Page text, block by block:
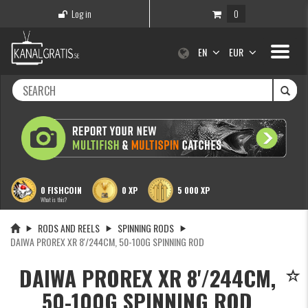
Log in 0
Toggle
EN EUR
0 FISHCOIN
What is this?
0 XP 5 000 XP
RODS AND REELS
SPINNING RODS
DAIWA PROREX XR 8'/244CM, 50-100G SPINNING ROD
DAIWA PROREX XR 8'/244CM,
50-100G SPINNING ROD